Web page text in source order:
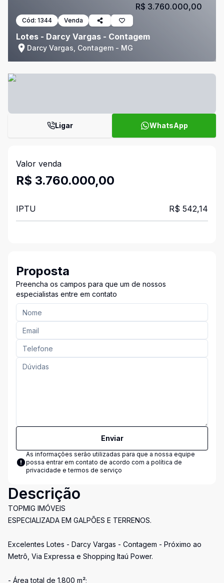
Cód: 1344 Venda
Lotes - Darcy Vargas - Contagem
Darcy Vargas, Contagem - MG
R$ 3.760.000,00
Ligar WhatsApp
Valor venda
R$ 3.760.000,00
IPTU R$ 542,14
Proposta
Preencha os campos para que um de nossos
especialistas entre em contato
Enviar
As informações serão utilizadas para que a nossa equipe
possa entrar em contato de acordo com a política de
privacidade e termos de serviço
Descrição
TOPMIG IMÓVEIS
ESPECIALIZADA EM GALPÕES E TERRENOS.
Excelentes Lotes - Darcy Vargas - Contagem - Próximo ao
Metrô, Via Expressa e Shopping Itaú Power.
- Área total de 1.800 m²;